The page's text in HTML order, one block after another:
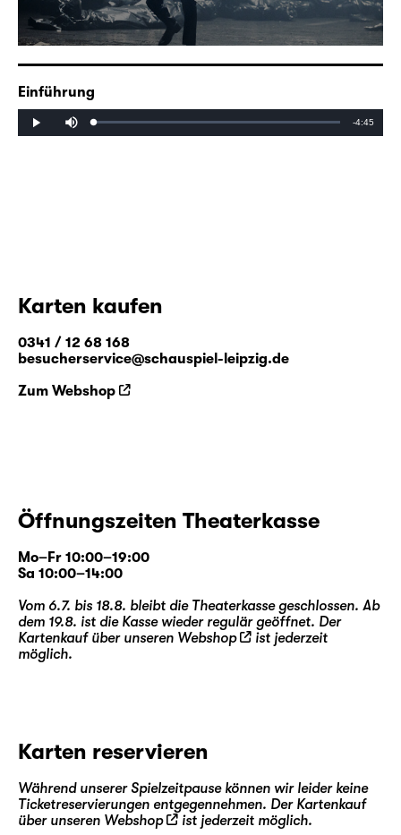
Einführung
Play Loaded:
Progress:
Remaining
-4:45
Karten kaufen
0341 / 12 68 168
besucherservice@schauspiel-leipzig.de
Zum Webshop
Öffnungszeiten Theaterkasse
Mo–Fr 10:00–19:00
Sa 10:00–14:00
Vom 6.7. bis 18.8. bleibt die Theaterkasse geschlossen. Ab
dem 19.8. ist die Kasse wieder regulär geöffnet. Der
Kartenkauf über unseren Webshop
ist jederzeit
möglich.
Karten reservieren
Während unserer Spielzeitpause können wir leider keine
Ticketreservierungen entgegennehmen. Der Kartenkauf
über unseren Webshop ist jederzeit möglich.